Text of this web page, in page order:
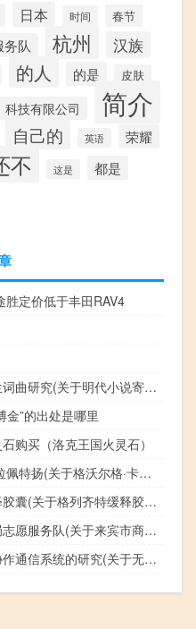
日本 时间 春节
务队 杭州 汉族
的人 的是 皮肤
科技有限公司 简介
自己的 英语 荣耀
不 这是 都是
胜定价低于丰田RAV4
明代小说寄生词曲研究(关于明代小说寄生词曲研究的简介)
金”的出处是哪里
购买（洛克王国火灵石）
格沃尔格·卡拉佩特扬(关于格沃尔格·卡拉佩特扬的简介)
格列齐特缓释胶囊(关于格列齐特缓释胶囊的简介)
来宾市商务局志愿服务队(关于来宾市商务局志愿服务队的简介)
无线多天线协作通信系统的研究(关于无线多天线协作通信系统的研究的简介)